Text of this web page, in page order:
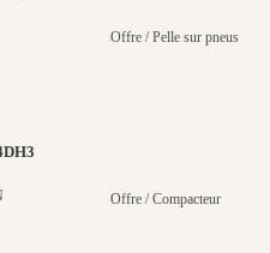
Offre / Pelle sur pneus
Offre / Compacteur